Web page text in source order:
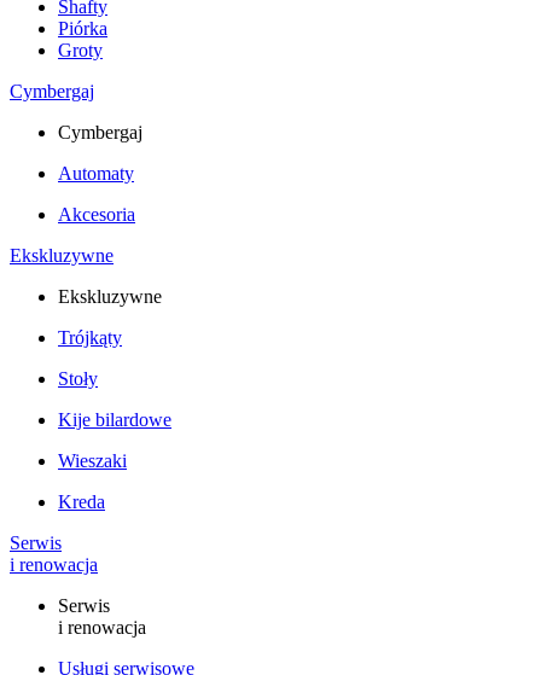
Shafty
Piórka
Groty
Cymbergaj
Cymbergaj
Automaty
Akcesoria
Ekskluzywne
Ekskluzywne
Trójkąty
Stoły
Kije bilardowe
Wieszaki
Kreda
Serwis
i renowacja
Serwis
i renowacja
Usługi serwisowe